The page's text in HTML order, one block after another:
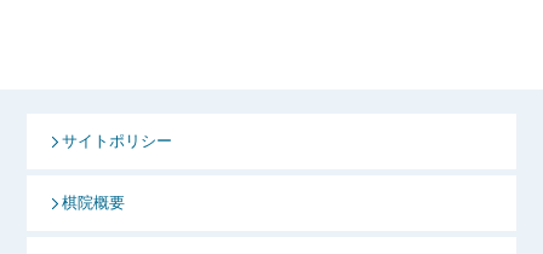
サイトポリシー
棋院概要